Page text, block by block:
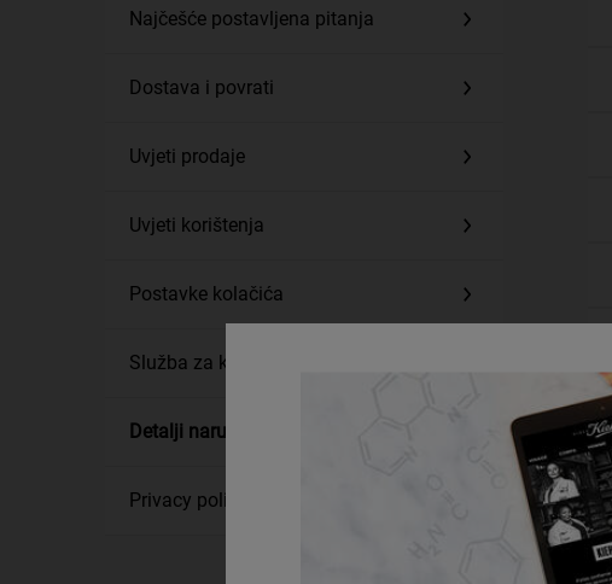
Najčešće postavljena pitanja
Dostava i povrati
Uvjeti prodaje
Uvjeti korištenja
Postavke kolačića
Služba za korisnike
Detalji narudžbe
Privacy policy